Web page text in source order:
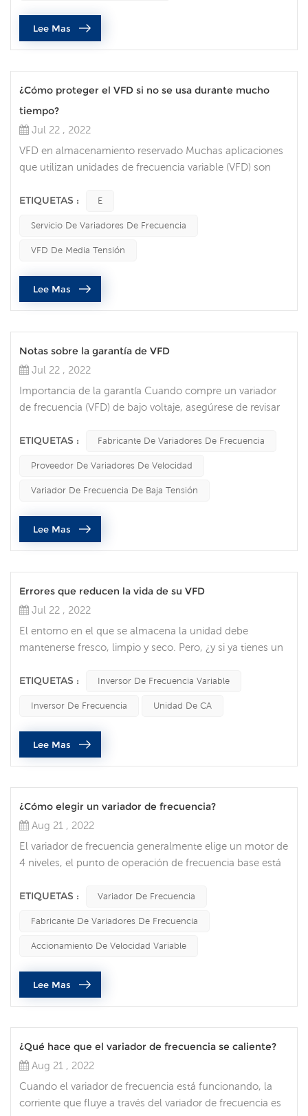
desempeñan un papel fundamental en todos los ámbitos
de la vida. Los ingenieros y operado...
Lee Mas
¿Cómo proteger el VFD si no se usa durante mucho
tiempo?
Jul 22 , 2022
VFD en almacenamiento reservado Muchas aplicaciones
que utilizan unidades de frecuencia variable (VFD) son
prolongado. Muchas personas optan por mantener un
es posible que el VFD no funcione cuando lo necesite.
ETIQUETAS : E
Servicio De Variadores De Frecuencia
VFD De Media Tensión
Lee Mas
Notas sobre la garantía de VFD
Jul 22 , 2022
Importancia de la garantía Cuando compre un variador
de frecuencia (VFD) de bajo voltaje, asegúrese de revisar
que desee no necesitar nunca una garantía, pero cuando
continuación se presentan algunas de las
ETIQUETAS : Fabricante De Variadores De Frecuencia
Proveedor De Variadores De Velocidad
Variador De Frecuencia De Baja Tensión
Lee Mas
Errores que reducen la vida de su VFD
Jul 22 , 2022
El entorno en el que se almacena la unidad debe
mantenerse fresco, limpio y seco. Pero, ¿y si ya tienes un
campo sobre un cliente que tiene un variador de
todos los consejos que dio, me gustaría recordarles que
solo personal calificado debe...
ETIQUETAS : Inversor De Frecuencia Variable
Inversor De Frecuencia Unidad De CA
Lee Mas
¿Cómo elegir un variador de frecuencia?
Aug 21 , 2022
El variador de frecuencia generalmente elige un motor de
4 niveles, el punto de operación de frecuencia base está
1480 r/min) El motor funciona a un par constante y la
min), y todo el rango de regulación de velocidad es (0-
ETIQUETAS : Variador De Frecuencia
Fabricante De Variadores De Frecuencia
Accionamiento De Velocidad Variable
Lee Mas
¿Qué hace que el variador de frecuencia se caliente?
Aug 21 , 2022
Cuando el variador de frecuencia está funcionando, la
corriente que fluye a través del variador de frecuencia es